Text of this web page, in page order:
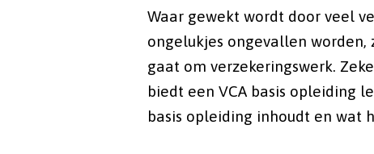
Waar gewekt wordt door veel
ongelukjes ongevallen
gaat om verzekeringswerk.
biedt een VCA basis opleiding
basis opleiding inhoudt en wat